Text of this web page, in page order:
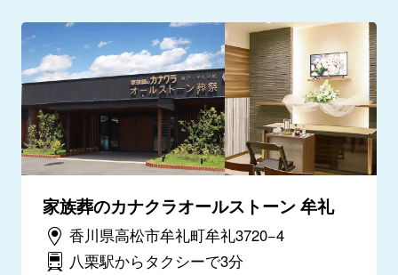
家族葬のカナクラオールストーン 牟礼
香川県高松市牟礼町牟礼3720−4
八栗駅からタクシーで3分